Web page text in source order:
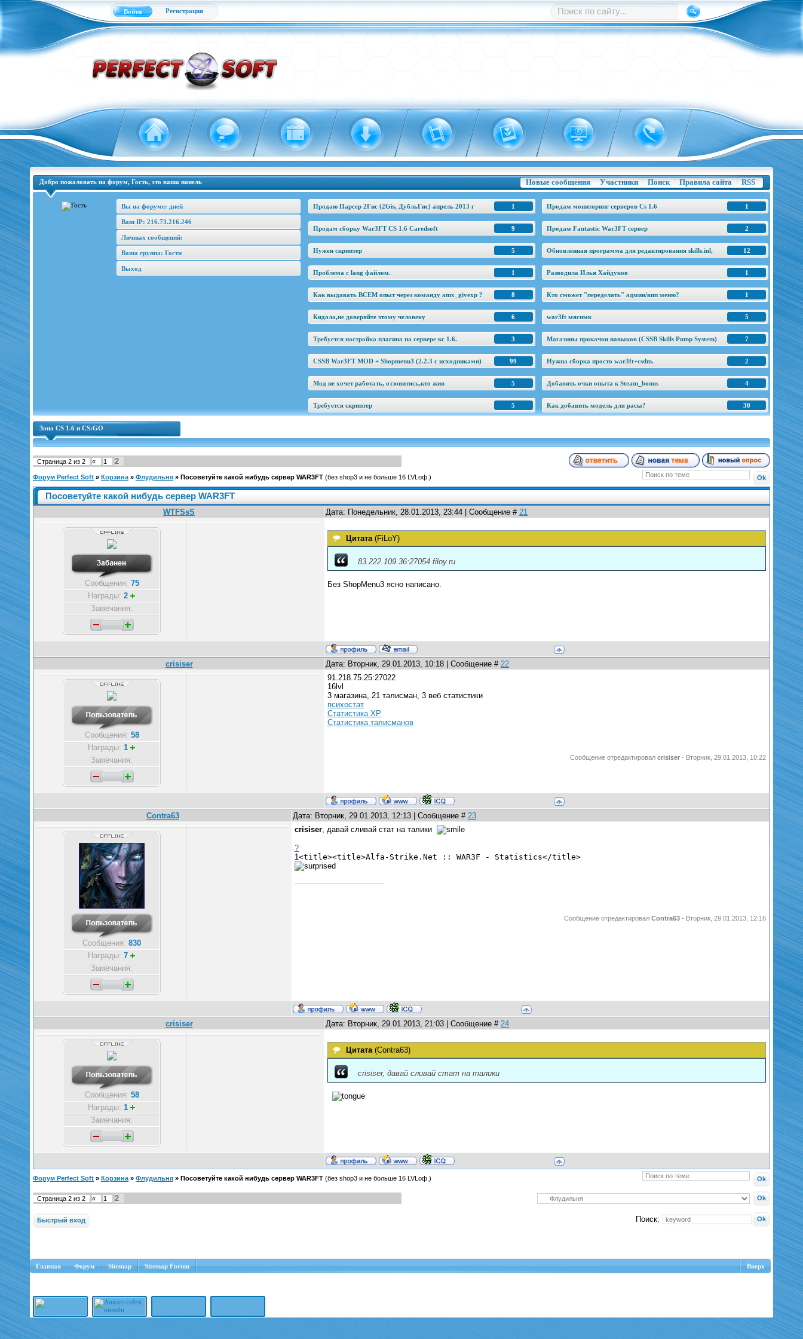
Войти Регистрация
Новые сообщения Участники Поиск Правила сайта RSS
Добро пожаловать на форум, Гость, это ваша панель
Вы на форуме: дней
Ваш IP: 216.73.216.246
Личных сообщений:
Ваша группа: Гости
Выход
1
Продаю Парсер 2Гис (2Gis, ДубльГис) апрель 2013 г 1
Продам мониторинг серверов Cs 1.6
9
Продам сборку War3FT CS 1.6 Caredsoft 2
Продам Fantastic War3FT сервер
5
Нужен скриптер 12
Обновлённая программа для редактирования skills.inl,
1
Проблема с lang файлом. 1
Разводила Илья Хайдуков
8
Как выдавать ВСЕМ опыт через команду amx_givexp ? 1
Кто сможет "переделать" админ/вип меню?
6
Кидала,не доверяйте этому человеку 5
war3ft мяснмк
3
Требуется настройка плагина на сервере кс 1.6. 7
Магазины прокачки навыков (CSSB Skills Pump System)
99
CSSB War3FT MOD + Shopmenu3 (2.2.3 c исходниками) 2
Нужна сборка просто war3ft+csdm.
5
Мод не хочет работать, отзовитись,кто жив 4
Добавить очки опыта к Steam_bonus
5
Требуется скриптер 30
Как добавить модель для расы?
Зона CS 1.6 и CS:GO
Страница 2 из 2 « 1 2
Форум Perfect Soft » Корзина » Флудильня » Посоветуйте какой нибудь сервер WAR3FT (без shop3 и не больше 16 LVLоф.)
Посоветуйте какой нибудь сервер WAR3FT
WTFSsS Дата: Понедельник, 28.01.2013, 23:44 | Сообщение # 21
Сообщения: 75
Награды: 2
Замечания:
Цитата(FiLoY)
83.222.109.36:27054 filoy.ru
Без ShopMenu3 ясно написано.
crisiser Дата: Вторник, 29.01.2013, 10:18 | Сообщение # 22
Сообщения: 58
Награды: 1
Замечания:
91.218.75.25:27022
16lvl
3 магазина, 21 талисман, 3 веб статистики
психостат
Статистика ХР
Статистика талисманов
Сообщение отредактировал crisiser - Вторник, 29.01.2013, 10:22
Contra63 Дата: Вторник, 29.01.2013, 12:13 | Сообщение # 23
Сообщения: 830
Награды: 7
Замечания:
crisiser, давай сливай стат на талики
?
1<title><title>Alfa-Strike.Net :: WAR3F - Statistics</title>
Сообщение отредактировал Contra63 - Вторник, 29.01.2013, 12:16
crisiser Дата: Вторник, 29.01.2013, 21:03 | Сообщение # 24
Сообщения: 58
Награды: 1
Замечания:
Цитата(Contra63)
crisiser, давай сливай стат на талики
Форум Perfect Soft » Корзина » Флудильня » Посоветуйте какой нибудь сервер WAR3FT (без shop3 и не больше 16 LVLоф.)
Страница 2 из 2 « 1 2
Поиск:
Главная Форум Sitemap Sitemap Forum Вверх